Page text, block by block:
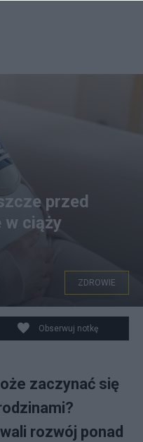
przed
w ciąży
ZDROWIE
Obserwuj notkę
zaczynać się
rozwój ponad